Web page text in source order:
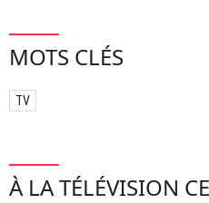
MOTS CLÉS
TV
À LA TÉLÉVISION